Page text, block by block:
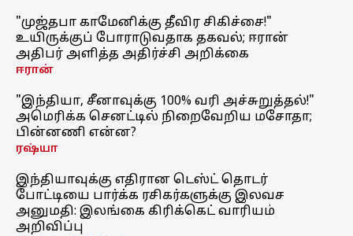
"முஜ்தபா காமேனிக்கு தீவிர சிகிச்சை!"
உயிருக்குப் போராடுவதாக தகவல்; ஈரான்
அதிபர் அளித்த அதிர்ச்சி அறிக்கை
ஈரான்
"இந்தியா, சீனாவுக்கு 100% வரி அச்சுறுத்தல்!"
அமெரிக்க செனட்டில் நிறைவேறிய மசோதா;
பின்னணி என்ன?
ரஷ்யா
இந்தியாவுக்கு எதிரான டெஸ்ட் தொடர்
போட்டியை பார்க்க ரசிகர்களுக்கு இலவச
அனுமதி: இலங்கை கிரிக்கெட் வாரியம்
அறிவிப்பு